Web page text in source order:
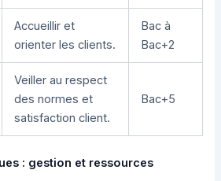
Accueillir et
orienter les clients.
Bac à
Bac+2
Veiller au respect
des normes et
satisfaction client.
Bac+5
: gestion et ressources